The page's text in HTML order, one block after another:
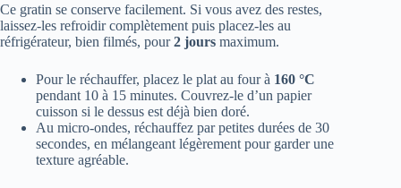
Ce gratin se conserve facilement. Si vous avez des restes,
laissez-les refroidir complètement puis placez-les au
réfrigérateur, bien filmés, pour2 jours maximum.
Pour le réchauffer, placez le plat au four à 160 °C
pendant 10 à 15 minutes. Couvrez-le d’un papier
cuisson si le dessus est déjà bien doré.
Au micro-ondes, réchauffez par petites durées de 30
secondes, en mélangeant légèrement pour garder une
texture agréable.